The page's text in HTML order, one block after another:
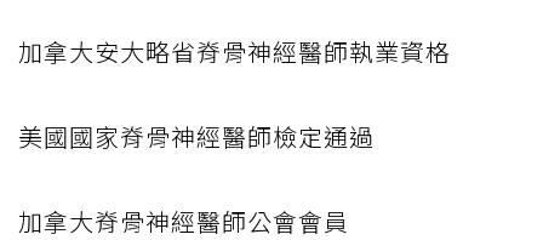
加拿大安大略省脊骨神經醫師執業資格
美國國家脊骨神經醫師檢定通過
加拿大脊骨神經醫師公會會員